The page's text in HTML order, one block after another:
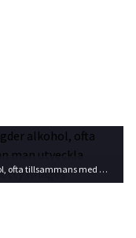
Vid frekvent drickande av stora mängder alkohol, ofta tillsammans med dåliga kostvanor, kan man utveckla Wernicke-Korsakoffs syndrom. Foto: Getty Images